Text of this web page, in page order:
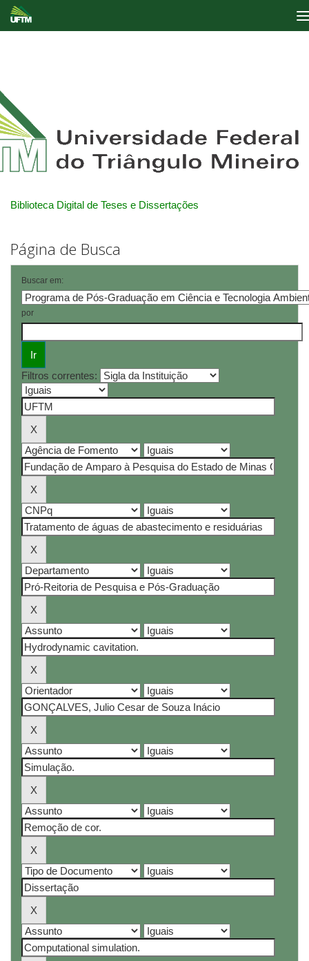
Biblioteca Digital de Teses e Dissertações
Página de Busca
Buscar em:
por
Filtros correntes: